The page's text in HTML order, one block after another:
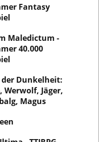
Fantasy
Maledictum -
40.000
der Dunkelheit:
Werwolf, Jäger,
Magus